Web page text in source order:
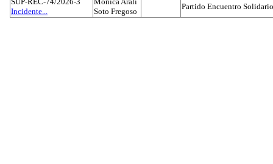
Incidente...
Soto Fregoso
Partido Encuentro